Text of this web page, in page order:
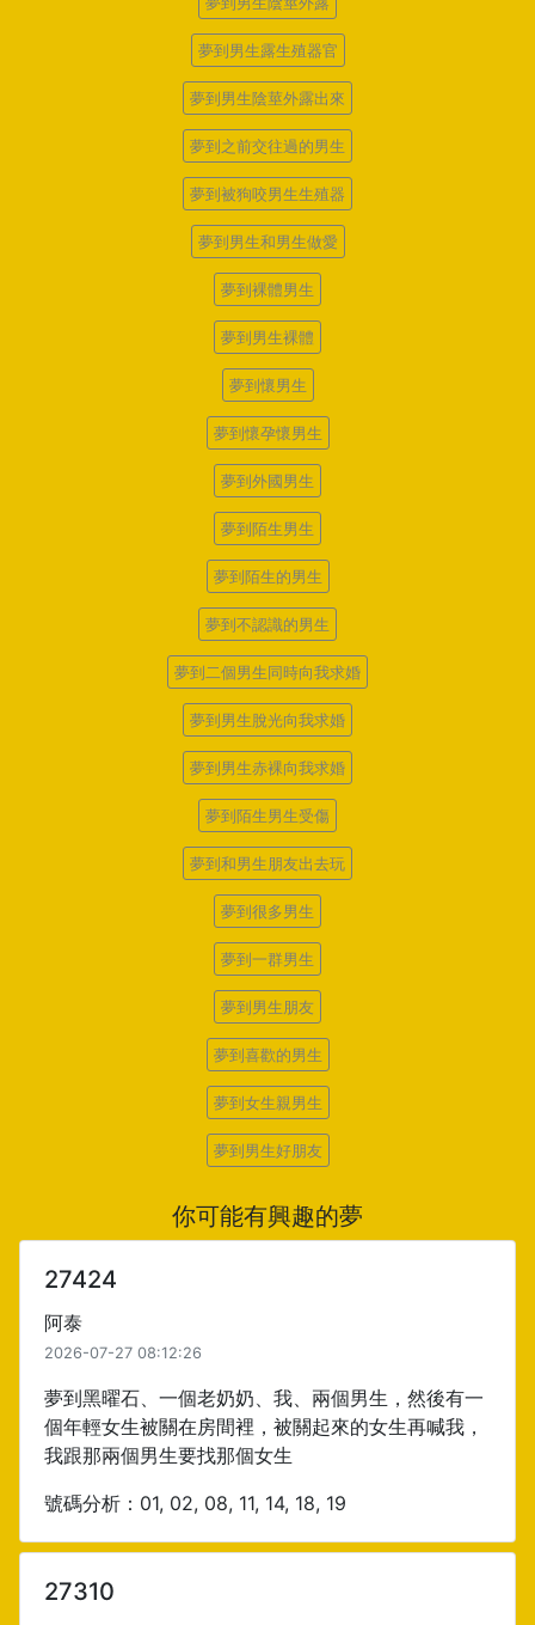
夢到男生露生殖器官
夢到男生陰莖外露出來
夢到之前交往過的男生
夢到被狗咬男生生殖器
夢到男生和男生做愛
夢到裸體男生
夢到男生裸體
夢到懷男生
夢到懷孕懷男生
夢到外國男生
夢到陌生男生
夢到陌生的男生
夢到不認識的男生
夢到二個男生同時向我求婚
夢到男生脫光向我求婚
夢到男生赤裸向我求婚
夢到陌生男生受傷
夢到和男生朋友出去玩
夢到很多男生
夢到一群男生
夢到男生朋友
夢到喜歡的男生
夢到女生親男生
夢到男生好朋友
你可能有興趣的夢
27424
阿泰
2026-07-27 08:12:26
夢到黑曜石、一個老奶奶、我、兩個男生，然後有一
個年輕女生被關在房間裡，被關起來的女生再喊我，
我跟那兩個男生要找那個女生
號碼分析：01, 02, 08, 11, 14, 18, 19
27310